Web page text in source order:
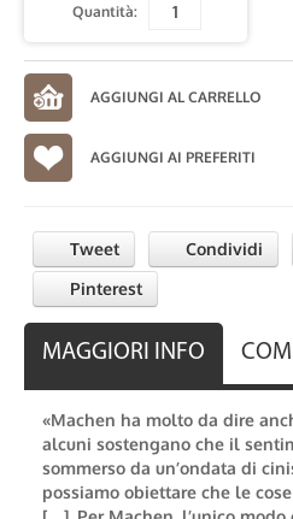
Quantità:
AGGIUNGI AI PREFERITI
Tweet Condividi
Pinterest
MAGGIORI INFO
«Machen ha molto da dire
alcuni sostengano che il
sommerso da un’ondata di
possiamo obiettare che le